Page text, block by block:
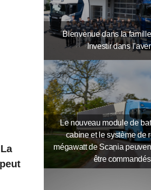
Bienvenue dans la
Investir dans
Le nouveau module de
cabine et le système de
mégawatt de Scania
être commandés